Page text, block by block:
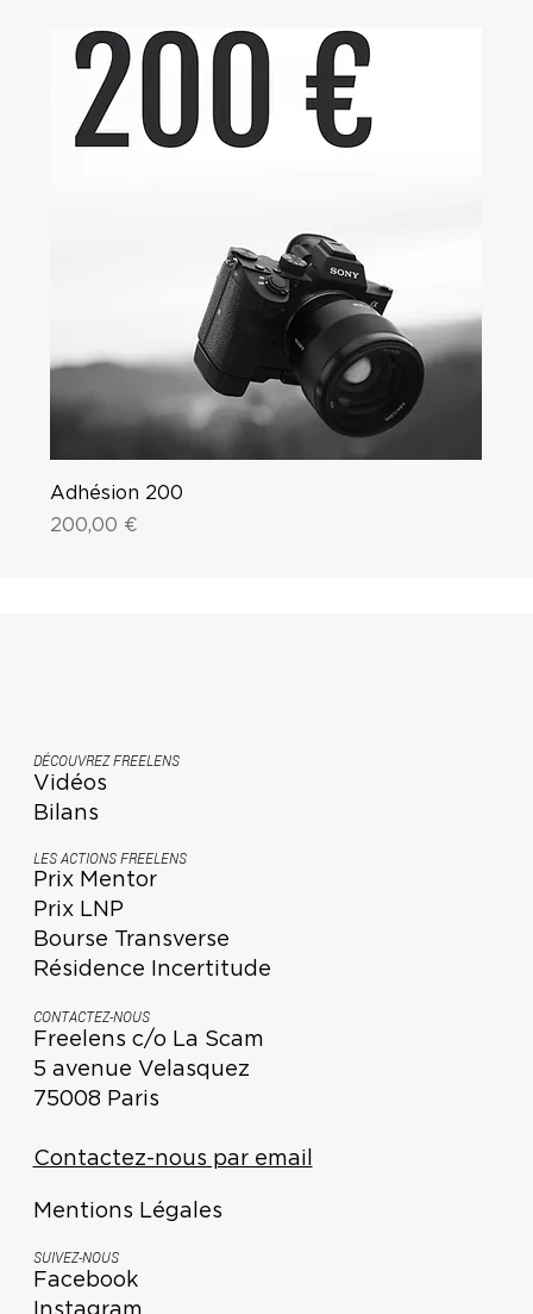
Adhésion 200
Price
200,00 €
DÉCOUVREZ FREELENS
Vidéos
Bilans
LES ACTIONS FREELENS
Prix Mentor
Prix LNP
Bourse Transverse
Résidence Incertitude
CONTACTEZ-NOUS
Freelens c/o La Scam
5 avenue Velasquez
75008 Paris
Contactez-nous par email
Mentions Légales
SUIVEZ-NOUS
Facebook